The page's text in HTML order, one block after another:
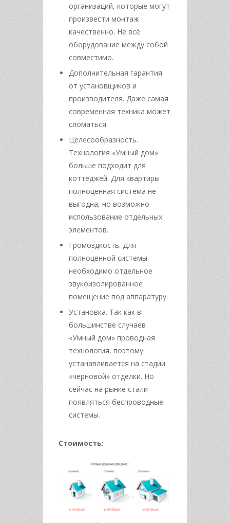
организаций, которые могут
произвести монтаж
качественно. Не всё
оборудование между собой
совместимо.
Дополнительная гарантия
от установщиков и
производителя. Даже самая
современная техника может
сломаться.
Целесообразность.
Технология «Умный дом»
больше подходит для
коттеджей. Для квартиры
полноценная система не
выгодна, но возможно
использование отдельных
элементов.
Громоздкость. Для
полноценной системы
необходимо отдельное
звукоизолированное
помещение под аппаратуру.
Установка. Так как в
большинстве случаев
«Умный дом» проводная
технология, поэтому
устанавливается на стадии
«черновой» отделки. Но
сейчас на рынке стали
появляться беспроводные
системы.
Стоимость: